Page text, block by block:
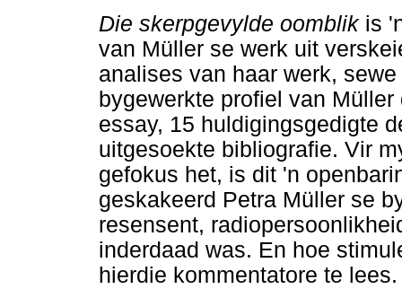
Die skerpgevylde oomblik is
van Müller se werk uit
analises van haar werk,
bygewerkte profiel van
essay, 15 huldigingsgedigte
uitgesoekte bibliografie. Vir
gefokus het, is dit 'n
geskakeerd Petra Müller se
resensent,
inderdaad was. En hoe
hierdie kommentatore te lees.